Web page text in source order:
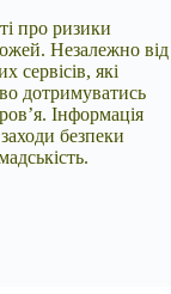
про ризики
Незалежно від
сервісів, які
дотримуватись
Інформація
безпеки